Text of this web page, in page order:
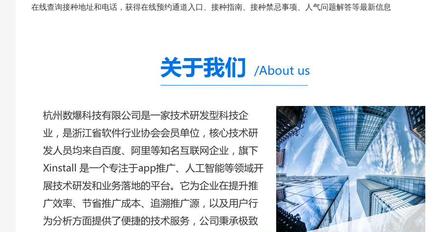
在线查询接种地址和电话，获得在线预约通道入口、接种指南、接种禁忌事项、人气问题解答等最新信息